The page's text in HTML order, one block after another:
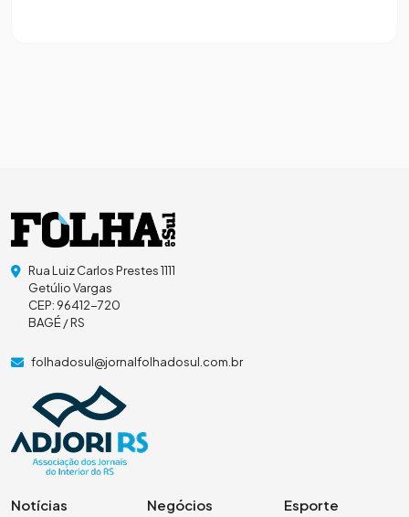
Rua Luiz Carlos Prestes 1111
Getúlio Vargas
CEP: 96412-720
BAGÉ / RS
folhadosul@jornalfolhadosul.com.br
Notícias Negócios Esporte